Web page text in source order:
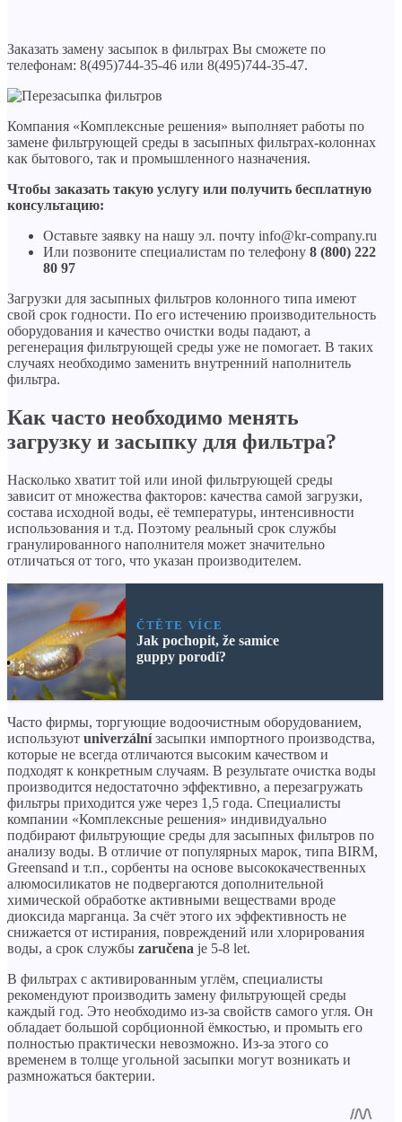
Заказать замену засыпок в фильтрах Вы сможете по
телефонам: 8(495)744-35-46 или 8(495)744-35-47.
Компания «Комплексные решения» выполняет работы по
замене фильтрующей среды в засыпных фильтрах-колоннах
как бытового, так и промышленного назначения.
Чтобы заказать такую услугу или получить бесплатную
консультацию:
Оставьте заявку на нашу эл. почту info@kr-company.ru
Или позвоните специалистам по телефону 8 (800) 222
80 97
Загрузки для засыпных фильтров колонного типа имеют
свой срок годности. По его истечению производительность
оборудования и качество очистки воды падают, а
регенерация фильтрующей среды уже не помогает. В таких
случаях необходимо заменить внутренний наполнитель
фильтра.
Как часто необходимо менять
загрузку и засыпку для фильтра?
Насколько хватит той или иной фильтрующей среды
зависит от множества факторов: качества самой загрузки,
состава исходной воды, её температуры, интенсивности
использования и т.д. Поэтому реальный срок службы
гранулированного наполнителя может значительно
отличаться от того, что указан производителем.
ČTĚTE VÍCE
Jak pochopit, že samice
guppy porodí?
Часто фирмы, торгующие водоочистным оборудованием,
используют univerzálníзасыпки импортного производства,
которые не всегда отличаются высоким качеством и
подходят к конкретным случаям. В результате очистка воды
производится недостаточно эффективно, а перезагружать
фильтры приходится уже через 1,5 года. Специалисты
компании «Комплексные решения» индивидуально
подбирают фильтрующие среды для засыпных фильтров по
анализу воды. В отличие от популярных марок, типа BIRM,
Greensand и т.п., сорбенты на основе высококачественных
алюмосиликатов не подвергаются дополнительной
химической обработке активными веществами вроде
диоксида марганца. За счёт этого их эффективность не
снижается от истирания, повреждений или хлорирования
воды, а срок службы zaručena je 5-8 let.
В фильтрах с активированным углём, специалисты
рекомендуют производить замену фильтрующей среды
каждый год. Это необходимо из-за свойств самого угля. Он
обладает большой сорбционной ёмкостью, и промыть его
полностью практически невозможно. Из-за этого со
временем в толще угольной засыпки могут возникать и
размножаться бактерии.